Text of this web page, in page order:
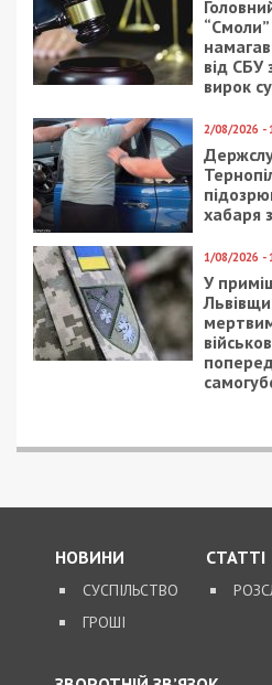
від СБУ
вирок
2/08/2026 -
хабаря
1/08/2026 -
У
НОВИНИ
СУСПІЛЬСТВО
ГРОШІ
СТАТТІ